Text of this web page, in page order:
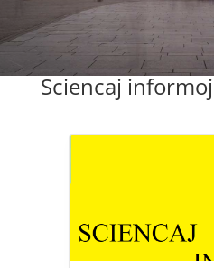
Sciencaj informoj